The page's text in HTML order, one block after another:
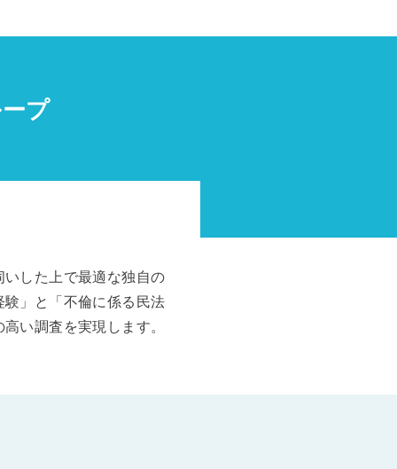
プ
した上で最適な独自の
」と「不倫に係る民法
い調査を実現します。